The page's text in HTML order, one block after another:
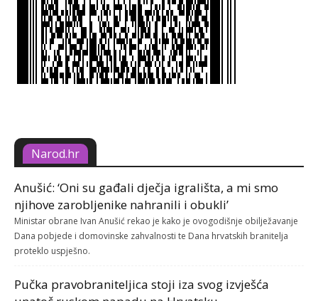
Narod.hr
Anušić: ‘Oni su gađali dječja igrališta, a mi smo
njihove zarobljenike nahranili i obukli’
Ministar obrane Ivan Anušić rekao je kako je ovogodišnje obilježavanje
Dana pobjede i domovinske zahvalnosti te Dana hrvatskih branitelja
proteklo uspješno.
Pučka pravobraniteljica stoji iza svog izvješća